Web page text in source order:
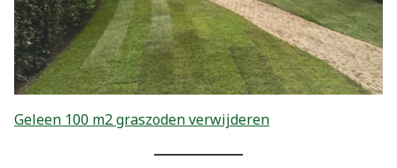
Geleen 100 m2 graszoden verwijderen